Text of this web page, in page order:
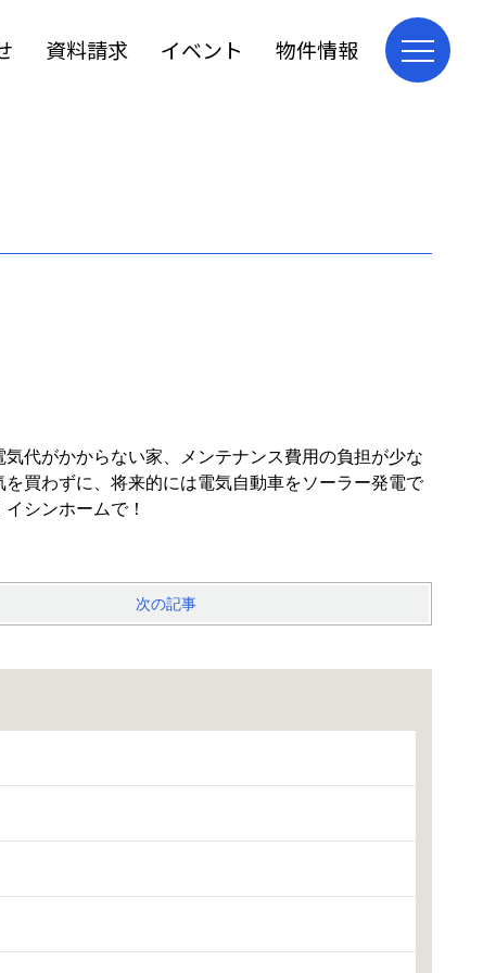
資料請求 イベント 物件情報
代がかからない家、メンテナンス費用の負担が少な
買わずに、将来的には電気自動車をソーラー発電で
シンホームで！
次の記事